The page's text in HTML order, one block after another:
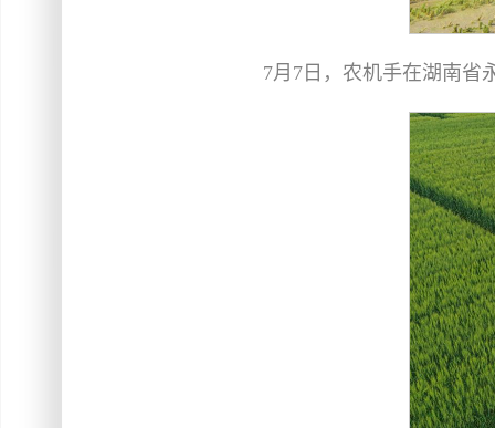
7月7日，农机手在湖南省